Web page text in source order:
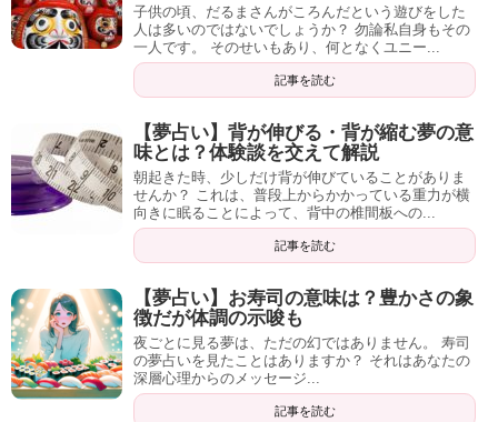
子供の頃、だるまさんがころんだという遊びをした
人は多いのではないでしょうか？ 勿論私自身もその
一人です。 そのせいもあり、何となくユニー...
記事を読む
【夢占い】背が伸びる・背が縮む夢の意
味とは？体験談を交えて解説
朝起きた時、少しだけ背が伸びていることがありま
せんか？ これは、普段上からかかっている重力が横
向きに眠ることによって、背中の椎間板への...
記事を読む
【夢占い】お寿司の意味は？豊かさの象
徴だが体調の示唆も
夜ごとに見る夢は、ただの幻ではありません。 寿司
の夢占いを見たことはありますか？ それはあなたの
深層心理からのメッセージ...
記事を読む